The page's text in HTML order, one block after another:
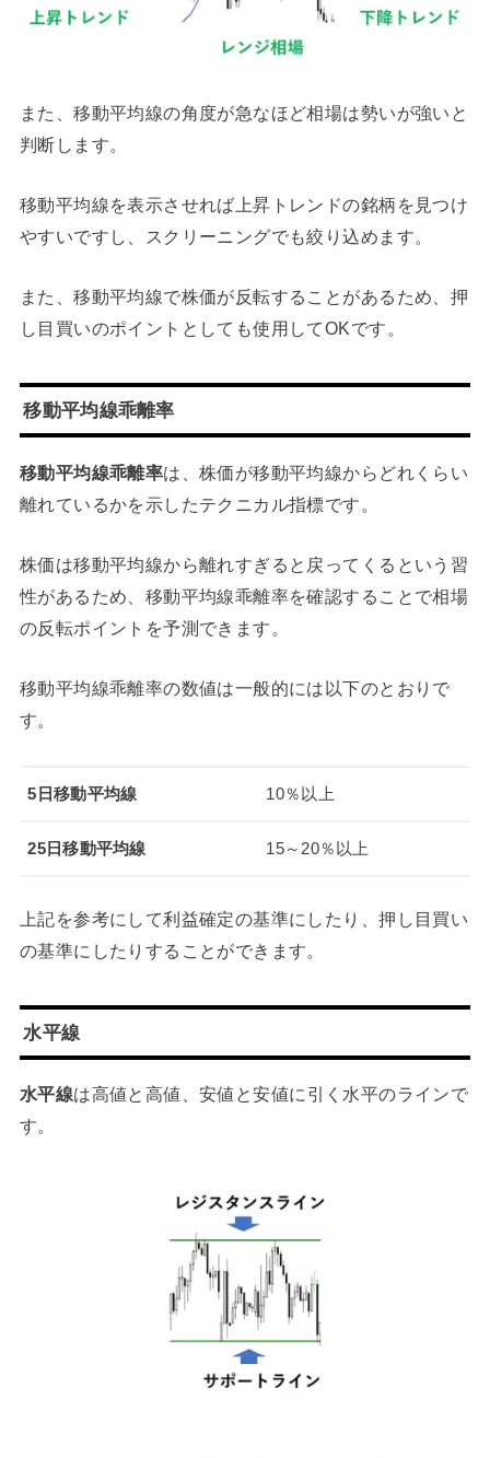
また、移動平均線の角度が急なほど相場は勢いが強いと
判断します。
移動平均線を表示させれば上昇トレンドの銘柄を見つけ
やすいですし、スクリーニングでも絞り込めます。
また、移動平均線で株価が反転することがあるため、押
し目買いのポイントとしても使用してOKです。
移動平均線乖離率
移動平均線乖離率は、株価が移動平均線からどれくらい
離れているかを示したテクニカル指標です。
株価は移動平均線から離れすぎると戻ってくるという習
性があるため、移動平均線乖離率を確認することで相場
の反転ポイントを予測できます。
移動平均線乖離率の数値は一般的には以下のとおりで
す。
5日移動平均線 10％以上
25日移動平均線 15～20％以上
上記を参考にして利益確定の基準にしたり、押し目買い
の基準にしたりすることができます。
水平線
水平線は高値と高値、安値と安値に引く水平のラインで
す。